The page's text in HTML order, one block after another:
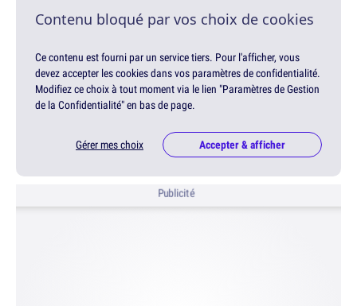
Contenu bloqué par vos choix de cookies
Ce contenu est fourni par un service tiers. Pour l'afficher, vous
devez accepter les cookies dans vos paramètres de confidentialité.
Modifiez ce choix à tout moment via le lien "Paramètres de Gestion
de la Confidentialité" en bas de page.
Gérer mes choix Accepter & afficher
Publicité